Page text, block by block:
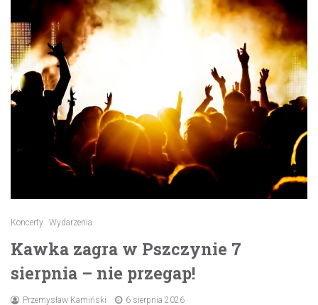
Koncerty Wydarzenia
Kawka zagra w Pszczynie 7
sierpnia – nie przegap!
Przemysław Kamiński 6 sierpnia 2026